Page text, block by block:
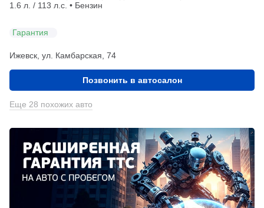
1.6 л. / 113 л.с. • Бензин
Гарантия
Ижевск, ул. Камбарская, 74
Позвонить в автосалон
Еще 28 похожих авто